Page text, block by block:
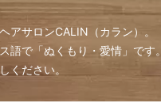
アサロンCALIN（カラン）。
語で「ぬくもり・愛情」です。
ください。